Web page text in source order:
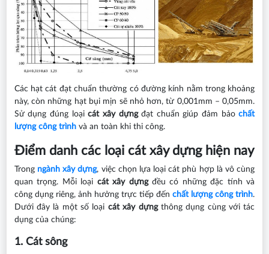
Các hạt cát đạt chuẩn thường có đường kính nằm trong khoảng
này, còn những hạt bụi mịn sẽ nhỏ hơn, từ 0,001mm – 0,05mm.
Sử dụng đúng loạicát xây dựngđạt chuẩn giúp đảm bảochất
lượng công trìnhvà an toàn khi thi công.
Điểm danh các loại cát xây dựng hiện nay
Trong ngành xây dựng, việc chọn lựa loại cát phù hợp là vô cùng
quan trọng. Mỗi loại cát xây dựngđều có những đặc tính và
công dụng riêng, ảnh hưởng trực tiếp đến chất lượng công trình.
Dưới đây là một số loại cát xây dựng thông dụng cùng với tác
dụng của chúng:
1. Cát sông